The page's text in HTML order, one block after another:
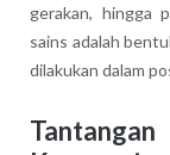
gerakan, hingga
sains adalah
dilakukan dalam